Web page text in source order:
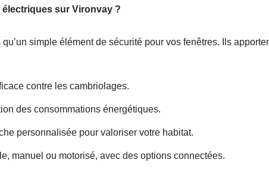
sur Vironvay ?
simple élément de sécurité pour vos fenêtres. Ils
contre les cambriolages.
des consommations énergétiques.
personnalisée pour valoriser votre habitat.
manuel ou motorisé, avec des options connectées.